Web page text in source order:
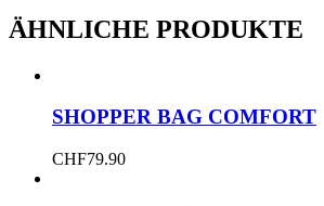
ÄHNLICHE PRODUKTE
SHOPPER BAG COMFORT
CHF79.90